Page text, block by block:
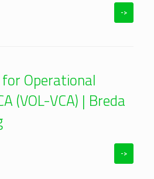
->
Operational
(VOL-VCA) | Breda
->